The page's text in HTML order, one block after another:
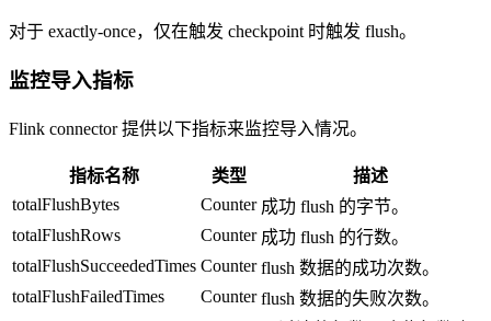
对于 exactly-once，仅在触发 checkpoint 时触发 flush。
监控导入指标
Flink connector 提供以下指标来监控导入情况。
指标名称 类型
描述
totalFlushBytes
Counter 成功 flush 的字节。
totalFlushRows
Counter 成功 flush 的行数。
totalFlushSucceededTimes Counter flush 数据的成功次数。
totalFlushFailedTimes
Counter flush 数据的失败次数。